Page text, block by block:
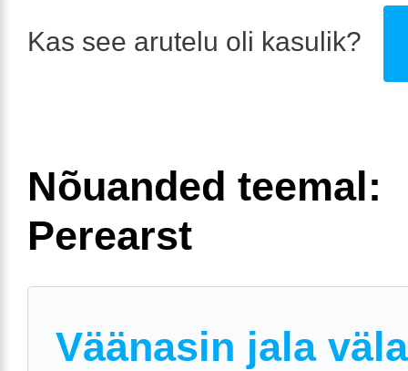
Kas see arutelu oli kasulik?
Nõuanded teemal:
Perearst
Väänasin jala väla